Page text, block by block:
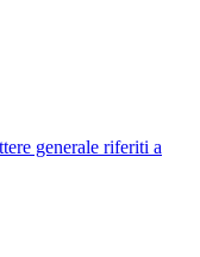
generale riferiti a